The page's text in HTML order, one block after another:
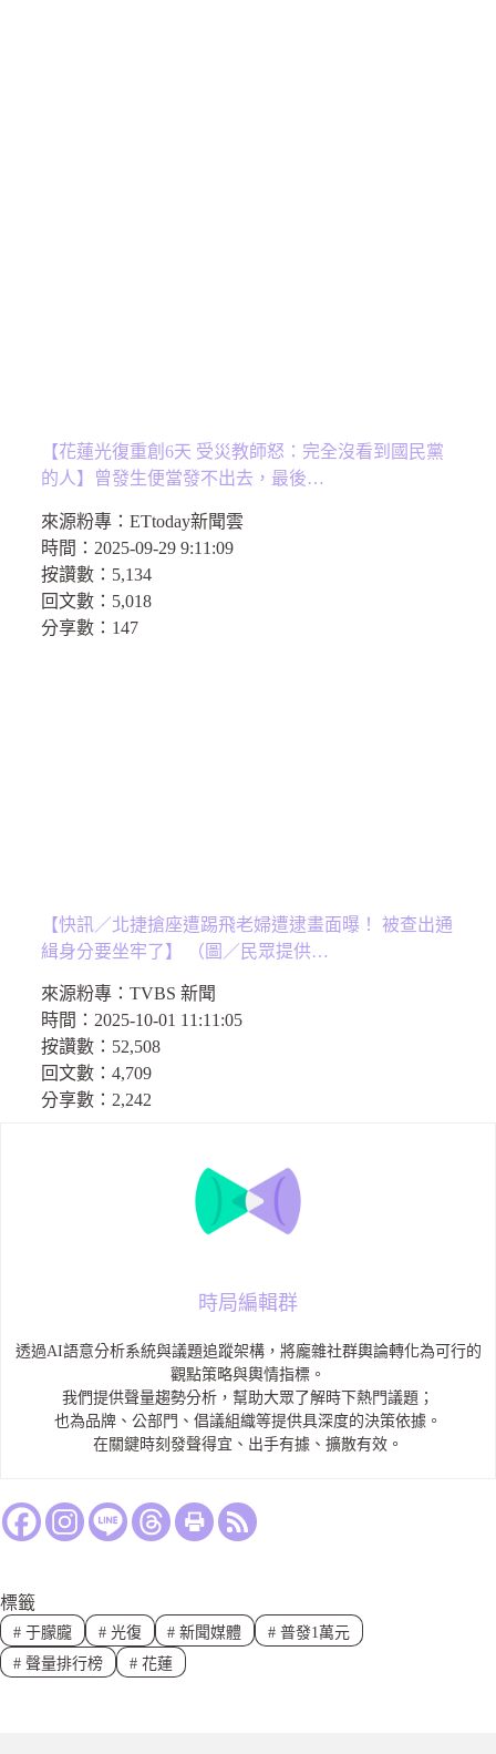
【花蓮光復重創6天 受災教師怒：完全沒看到國民黨
的人】曾發生便當發不出去，最後…
來源粉專： ETtoday新聞雲
時間： 2025-09-29 9:11:09
按讚數： 5,134
回文數： 5,018
分享數： 147
【快訊／北捷搶座遭踢飛老婦遭逮畫面曝！ 被查出通
緝身分要坐牢了】 （圖／民眾提供…
來源粉專： TVBS 新聞
時間： 2025-10-01 11:11:05
按讚數： 52,508
回文數： 4,709
分享數： 2,242
時局編輯群
透過AI語意分析系統與議題追蹤架構，將龐雜社群輿論轉化為可行的
觀點策略與輿情指標。
我們提供聲量趨勢分析，幫助大眾了解時下熱門議題；
也為品牌、公部門、倡議組織等提供具深度的決策依據。
在關鍵時刻發聲得宜、出手有據、擴散有效。
標籤
#于朦朧 #光復 # 新聞媒體 # 普發1萬元
#聲量排行榜 #花蓮